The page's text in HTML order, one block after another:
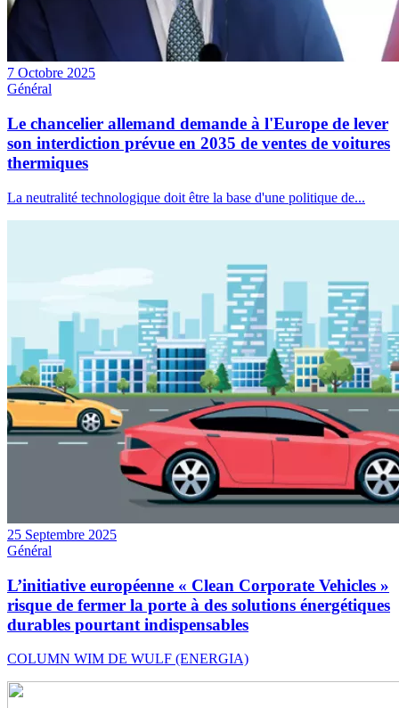
7 Octobre 2025
Général
Le chancelier allemand demande à l'Europe de lever
son interdiction prévue en 2035 de ventes de voitures
thermiques
La neutralité technologique doit être la base d'une politique de...
25 Septembre 2025
Général
L’initiative européenne « Clean Corporate Vehicles »
risque de fermer la porte à des solutions énergétiques
durables pourtant indispensables
COLUMN WIM DE WULF (ENERGIA)